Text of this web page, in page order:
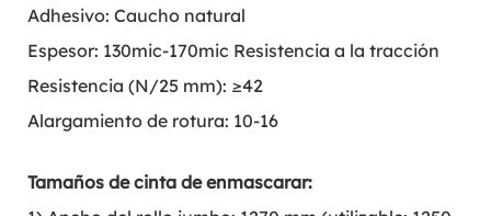
Adhesivo: Caucho natural
Espesor: 130mic-170mic Resistencia a la tracción
Resistencia (N/25 mm): ≥42
Alargamiento de rotura: 10-16
Tamaños de cinta de enmascarar: